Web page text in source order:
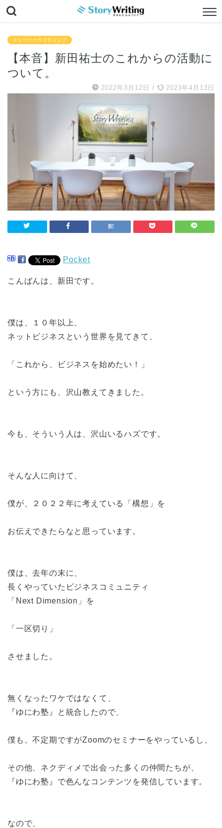
ストーリーライティング
【本音】新田祐士のこれからの活動に
ついて。
2022年3月12日 / 2023年4月13日
Pocket
こんばんは、新田です。
僕は、１０年以上、
ネットビジネスという世界を見てきて、
「これから、ビジネスを始めたい！」
という方にも、沢山教えてきました。
今も、そういう人は、沢山いるハズです。
そんな人に向けて、
僕が、２０２２年に考えている「構想」を
お伝えできたらなと思っています。
僕は、去年の末に、
長くやっていたビジネスコミュニティ
「Next Dimension」を
「一区切り」
させました。
無くなったワケではなくて、
『ゆにわ塾』と統合したので、
僕も、不定期ですがZoomのセミナーをやっているし、
その他、ネクディメで出会った多くの仲間たちが、
『ゆにわ塾』で色んなコンテンツを発信しています。
なので、